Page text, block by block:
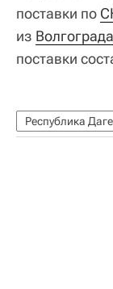
поставки по
из Волгограда
поставки
Республика